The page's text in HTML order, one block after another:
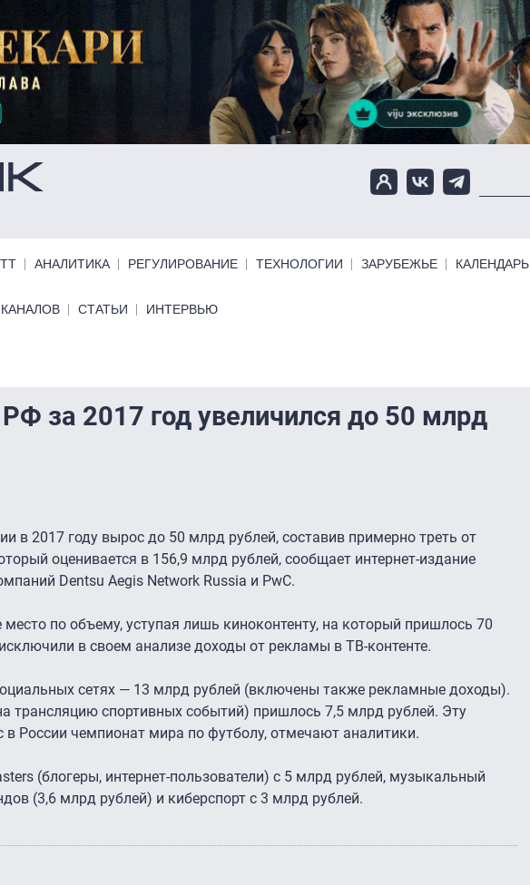
АНАЛИТИКА РЕГУЛИРОВАНИЕ ТЕХНОЛОГИИ ЗАРУБЕЖЬЕ КАЛЕНДАРЬ
СТАТЬИ ИНТЕРВЬЮ
за 2017 год увеличился до 50 млрд
в 2017 году вырос до 50 млрд рублей, составив примерно треть от
оценивается в 156,9 млрд рублей, сообщает интернет-издание
Dentsu Aegis Network Russia и PwC.
место по объему, уступая лишь киноконтенту, на который пришлось 70
в своем анализе доходы от рекламы в ТВ-контенте.
сетях — 13 млрд рублей (включены также рекламные доходы).
трансляцию спортивных событий) пришлось 7,5 млрд рублей. Эту
в России чемпионат мира по футболу, отмечают аналитики.
(блогеры, интернет-пользователи) с 5 млрд рублей, музыкальный
(3,6 млрд рублей) и киберспорт с 3 млрд рублей.